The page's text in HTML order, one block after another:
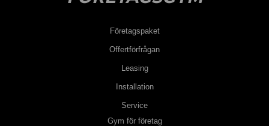
Företagspaket
Offertförfrågan
Leasing
Installation
Service
Gym för företag